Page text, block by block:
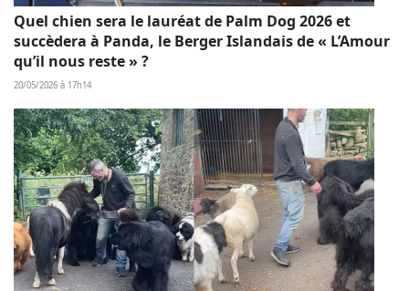
Quel chien sera le lauréat de Palm Dog 2026 et
succèdera à Panda, le Berger Islandais de « L’Amour
qu’il nous reste » ?
20/05/2026 à 17h14